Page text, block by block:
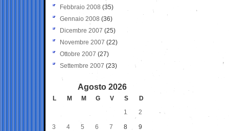
Febbraio 2008 (35)
Gennaio 2008 (36)
Dicembre 2007 (25)
Novembre 2007 (22)
Ottobre 2007 (27)
Settembre 2007 (23)
Agosto 2026
L M M G V S
D
1
2
3 4 5 6 7 8 9